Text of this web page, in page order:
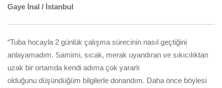
Gaye İnal / İstanbul
“Tuba hocayla 2 günlük çalışma sürecinin nasıl geçtiğini
anlayamadım. Samimi, sıcak, merak uyandıran ve sıkıcılıktan
uzak bir ortamda kendi adıma çok yararlı
olduğunu düşündüğüm bilgilerle donandım. Daha önce böylesi